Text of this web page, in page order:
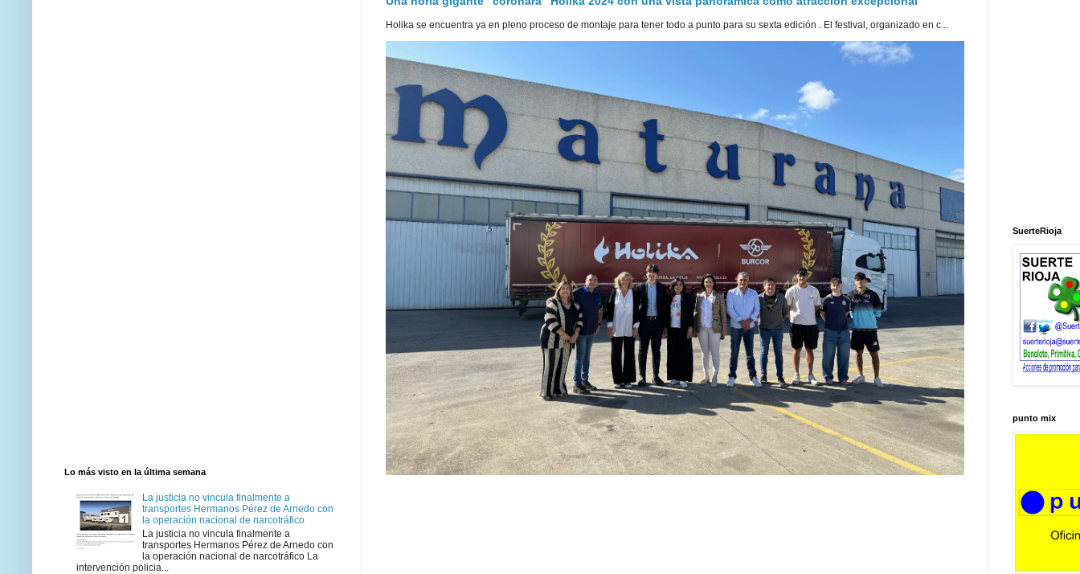
Holika se encuentra ya en pleno proceso de montaje para tener todo a punto para su sexta edición . El festival, organizado en c...
Lo más visto en la última semana
La justicia no vincula finalmente a
transportes Hermanos Pérez de Arnedo con
la operación nacional de narcotráfico
La justicia no vincula finalmente a
transportes Hermanos Pérez de Arnedo con
la operación nacional de narcotráfico La
intervención policia...
SuerteRioja
punto mix